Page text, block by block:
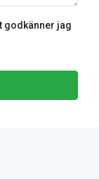
godkänner jag